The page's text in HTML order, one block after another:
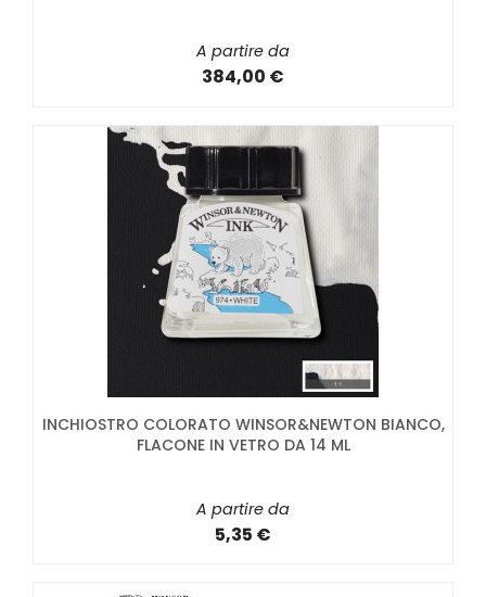
A partire da
384,00 €
INCHIOSTRO COLORATO WINSOR&NEWTON BIANCO,
FLACONE IN VETRO DA 14 ML
A partire da
5,35 €